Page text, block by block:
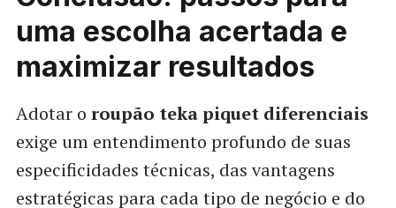
uma escolha acertada e
maximizar resultados
Adotar o roupão teka piquet diferenciais
exige um entendimento profundo de suas
especificidades técnicas, das vantagens
estratégicas para cada tipo de negócio e do